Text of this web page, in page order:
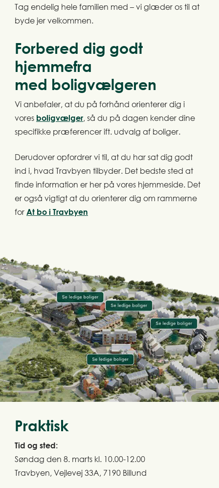
Tag endelig hele familien med – vi glæder os til at
byde jer velkommen.
Forbered dig godt
hjemmefra
med boligvælgeren
Vi anbefaler, at du på forhånd orienterer dig i
vores boligvælger, så du på dagen kender dine
specifikke præferencer ift. udvalg af boliger.
Derudover opfordrer vi til, at du har sat dig godt
ind i, hvad Travbyen tilbyder. Det bedste sted at
finde information er her på vores hjemmeside. Det
er også vigtigt at du orienterer dig om rammerne
for At bo i Travbyen
Praktisk
Tid og sted:
Søndag den 8. marts kl. 10.00-12.00
Travbyen, Vejlevej 33A, 7190 Billund